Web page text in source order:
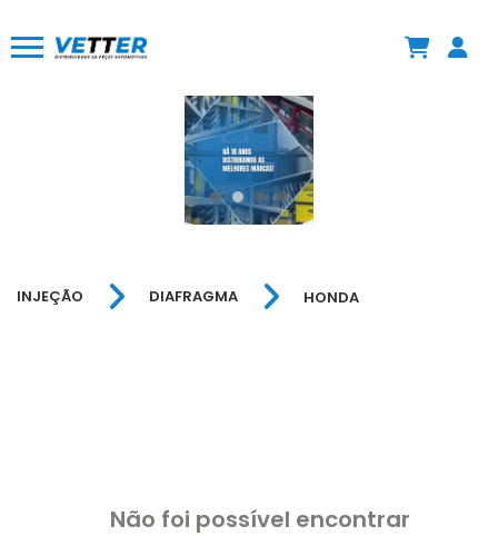
INJEÇÃO DIAFRAGMA HONDA
Não foi possível encontrar